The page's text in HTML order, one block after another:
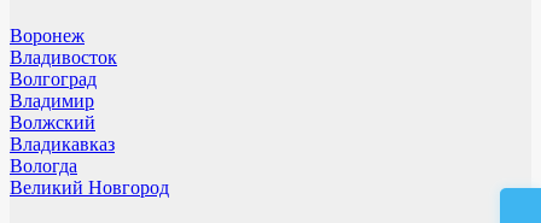
Воронеж
Владивосток
Волгоград
Владимир
Волжский
Владикавказ
Вологда
Великий Новгород